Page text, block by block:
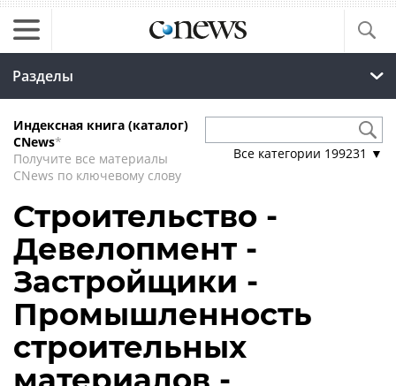
Разделы
Индексная книга (каталог)
CNews*
Получите все материалы
CNews по ключевому слову
Все категории 199231 ▼
Строительство -
Девелопмент -
Застройщики -
Промышленность
строительных